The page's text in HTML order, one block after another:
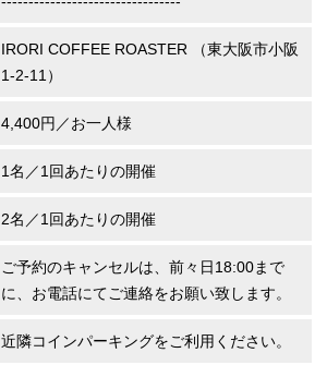
IRORI COFFEE ROASTER （東大阪市小阪
1-2-11）
4,400円／お一人様
1名／1回あたりの開催
2名／1回あたりの開催
ご予約のキャンセルは、前々日18:00まで
に、お電話にてご連絡をお願い致します。
近隣コインパーキングをご利用ください。